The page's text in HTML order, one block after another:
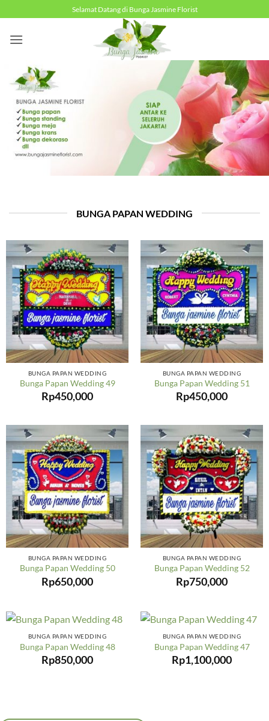
to
content
Selamat Datang di Bunga Jasmine Florist
BUNGA PAPAN WEDDING
BUNGA PAPAN WEDDING
Bunga Papan Wedding 49
Rp450,000
BUNGA PAPAN WEDDING
Bunga Papan Wedding 51
Rp450,000
BUNGA PAPAN WEDDING
Bunga Papan Wedding 50
Rp650,000
BUNGA PAPAN WEDDING
Bunga Papan Wedding 52
Rp750,000
BUNGA PAPAN WEDDING
Bunga Papan Wedding 48
Rp850,000
BUNGA PAPAN WEDDING
Bunga Papan Wedding 47
Rp1,100,000